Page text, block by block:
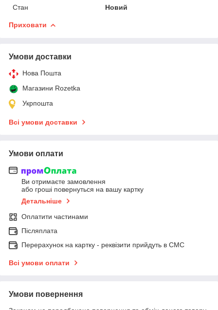
Стан
Новий
Приховати
Умови доставки
Нова Пошта
Магазини Rozetka
Укрпошта
Всі умови доставки
Умови оплати
Ви отримаєте замовлення
або гроші повернуться на вашу картку
Детальніше
Оплатити частинами
Післяплата
Перерахунок на картку - реквізити прийдуть в СМС
Всі умови оплати
Умови повернення